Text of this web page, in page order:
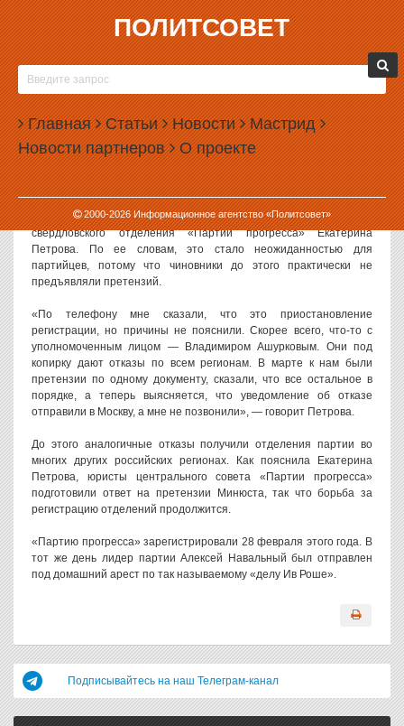
ПОЛИТСОВЕТ
Главная Статьи Новости Мастрид
Новости партнеров О проекте
2000-2026Информационное агентство «Политсовет»
14.04.2014, 18:01
ПАРТИИ НАВАЛЬНОГО ОТКАЗАЛИ В
РЕГИСТРАЦИИ В СВЕРДЛОВСКОЙ ОБЛАСТИ
Свердловское управление министерства юстиции приостановило
регистрацию регионального отделения «Партии прогресса»,
лидером которой является Алексей Навальный. Регистрировать
партию отказываются и в других регионах страны.
О проблемах с регистрацией рассказала председатель
свердловского отделения «Партии прогресса» Екатерина
Петрова. По ее словам, это стало неожиданностью для
партийцев, потому что чиновники до этого практически не
предъявляли претензий.
«По телефону мне сказали, что это приостановление
регистрации, но причины не пояснили. Скорее всего, что-то с
уполномоченным лицом — Владимиром Ашурковым. Они под
копирку дают отказы по всем регионам. В марте к нам были
претензии по одному документу, сказали, что все остальное в
порядке, а теперь выясняется, что уведомление об отказе
отправили в Москву, а мне не позвонили», — говорит Петрова.
До этого аналогичные отказы получили отделения партии во
многих других российских регионах. Как пояснила Екатерина
Петрова, юристы центрального совета «Партии прогресса»
подготовили ответ на претензии Минюста, так что борьба за
регистрацию отделений продолжится.
«Партию прогресса» зарегистрировали 28 февраля этого года. В
тот же день лидер партии Алексей Навальный был отправлен
под домашний арест по так называемому «делу Ив Роше».
Подписывайтесь на наш Телеграм-канал